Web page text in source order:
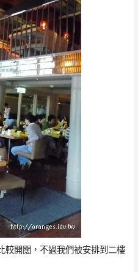
較開闊，不過我們被安排到二樓